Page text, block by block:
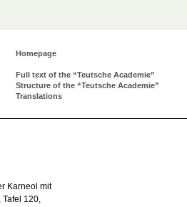
Homepage
Full text of the “Teutsche Academie”
Structure of the “Teutsche Academie”
Translations
Karneol mit
, Tafel 120,